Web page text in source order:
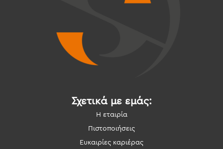
Σχετικά με εμάς:
Η εταιρία
Πιστοποιήσεις
Ευκαιρίες καριέρας